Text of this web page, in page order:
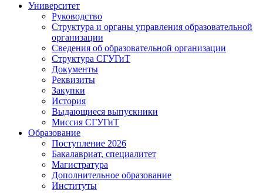
Университет
Руководство
Структура и органы управления образовательной
организации
Сведения об образовательной организации
Структура СГУГиТ
Документы
Реквизиты
Закупки
История
Выдающиеся выпускники
Миссия СГУГиТ
Образование
Поступление 2026
Бакалавриат, специалитет
Магистратура
Дополнительное образование
Институты